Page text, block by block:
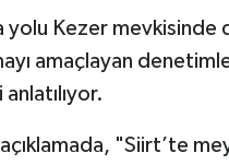
Kezer mevkisinde
amaçlayan
anlatılıyor.
"Siirt’te